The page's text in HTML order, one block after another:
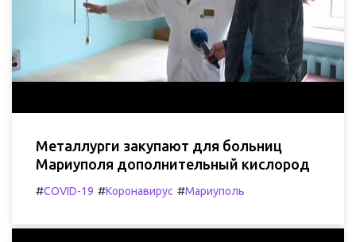
Металлурги закупают для больниц
Мариуполя дополнительный кислород
#COVID-19 #Коронавирус #Мариуполь